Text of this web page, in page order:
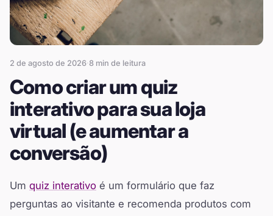
2 de agosto de 2026·8 min de leitura
Como criar um quiz
interativo para sua loja
virtual (e aumentar a
conversão)
Um quiz interativo é um formulário que faz
perguntas ao visitante e recomenda produtos com